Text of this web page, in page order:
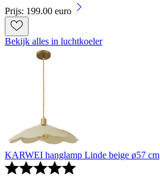
Prijs: 199.00 euro
Bekijk alles in luchtkoeler
KARWEI hanglamp Linde beige ø57 cm